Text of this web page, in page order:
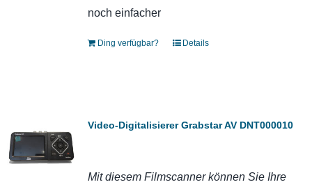
noch einfacher
Ding verfügbar? Details
Video-Digitalisierer Grabstar AV DNT000010
Mit diesem Filmscanner können Sie Ihre